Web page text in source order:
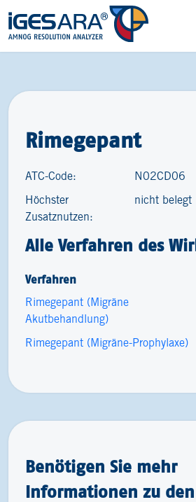
Rimegepant
ATC-Code: N02CD06
Höchster
Zusatznutzen:
nicht belegt
Alle Verfahren des
Verfahren
Rimegepant (Migräne
Akutbehandlung)
Rimegepant (Migräne-Prophylaxe)
Benötigen Sie mehr
Informationen zu